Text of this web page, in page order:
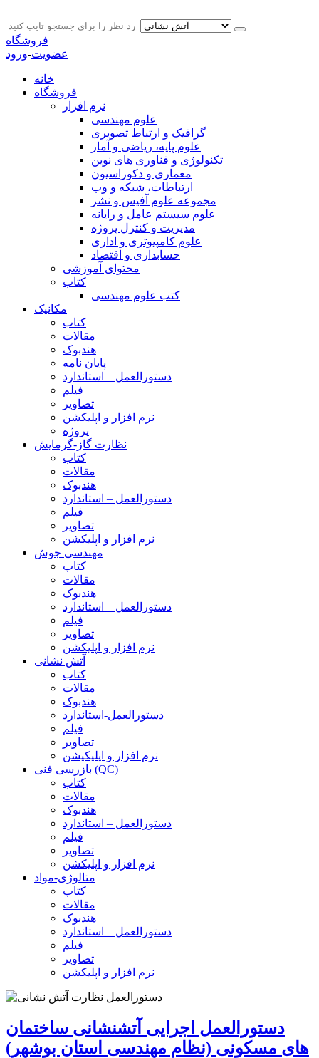
فروشگاه
عضویت-ورود
خانه
فروشگاه
نرم افزار
علوم مهندسی
گرافیک و ارتباط تصویری
علوم پایه، ریاضی و آمار
تکنولوژی و فناوری های نوین
معماری و دکوراسیون
ارتباطات، شبکه و وب
مجموعه علوم آفیس و نشر
علوم سیستم عامل و رایانه
مدیریت و کنترل پروژه
علوم کامپیوتری و اداری
حسابداری و اقتصاد
محتوای آموزشی
کتاب
کتب علوم مهندسی
مکانیک
کتاب
مقالات
هندبوک
پایان نامه
دستورالعمل – استاندارد
فیلم
تصاویر
نرم افزار و اپلیکشن
پروژه
نظارت گاز-گرمایش
کتاب
مقالات
هندبوک
دستورالعمل – استاندارد
فیلم
تصاویر
نرم افزار و اپلیکشن
مهندسی جوش
کتاب
مقالات
هندبوک
دستورالعمل – استاندارد
فیلم
تصاویر
نرم افزار و اپلیکشن
آتش نشانی
کتاب
مقالات
هندبوک
دستورالعمل-استاندارد
فیلم
تصاویر
نرم افزار و اپلیکیشن
بازرسی فنی (QC)
کتاب
مقالات
هندبوک
دستورالعمل – استاندارد
فیلم
تصاویر
نرم افزار و اپلیکشن
متالوژی-مواد
کتاب
مقالات
هندبوک
دستورالعمل – استاندارد
فیلم
تصاویر
نرم افزار و اپلیکشن
دستورالعمل اجرایی آتشنشانی ساختمان
های مسکونی (نظام مهندسی استان بوشهر)